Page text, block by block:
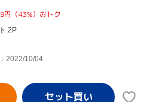
円（43%）おトク
2P
2022/10/04